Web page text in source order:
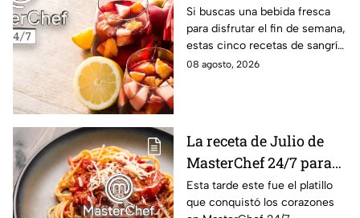
refrescantes y
deliciosas para el fin de
semana
Si buscas una bebida fresca
para disfrutar el fin de semana,
estas cinco recetas de sangría
son una opción sencilla, frutal
08 agosto, 2026
La receta de Julio de
MasterChef 24/7 para
preparar un espagueti
cremoso
Esta tarde este fue el platillo
que conquistó los corazones